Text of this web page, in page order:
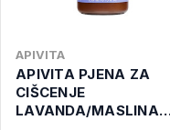
APIVITA
APIVITA PJENA ZA
CIŠCENJE
LAVANDA/MASLINA